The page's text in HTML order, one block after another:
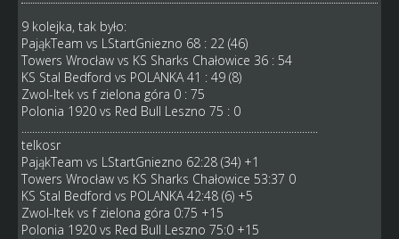
9 kolejka, tak było:
PająkTeam vs LStartGniezno 68 : 22 (46)
Towers Wrocław vs KS Sharks Chałowice 36 : 54
KS Stal Bedford vs POLANKA 41 : 49 (8)
Zwol-Itek vs f zielona góra 0 : 75
Polonia 1920 vs Red Bull Leszno 75 : 0
telkosr
PająkTeam vs LStartGniezno 62:28 (34) +1
Towers Wrocław vs KS Sharks Chałowice 53:37 0
KS Stal Bedford vs POLANKA 42:48 (6) +5
Zwol-Itek vs f zielona góra 0:75 +15
Polonia 1920 vs Red Bull Leszno 75:0 +15